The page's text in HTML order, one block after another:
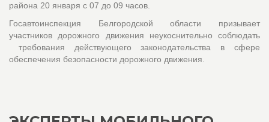
района 20 января с 07 до 09 часов.
Госавтоинспекция Белгородской области призывает
участников дорожного движения неукоснительно соблюдать
требования действующего законодательства в сфере
обеспечения безопасности дорожного движения.